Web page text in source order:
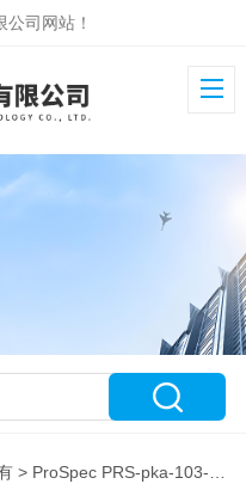
司网站！
> ProSpec PRS-pka-103-5ug Recombinant